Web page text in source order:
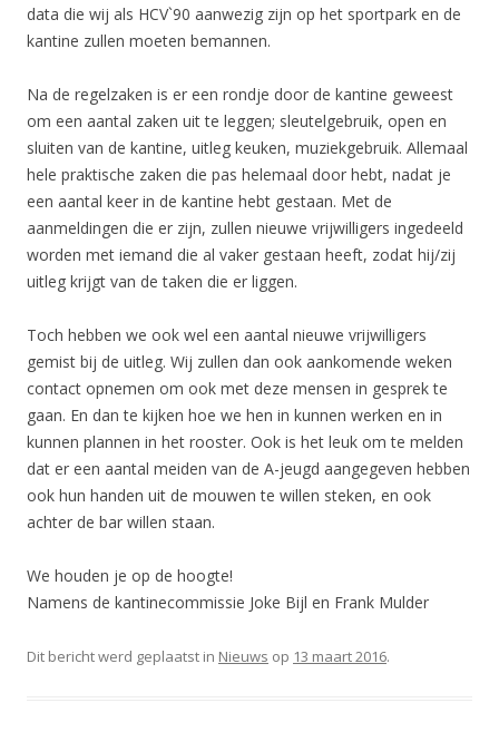
data die wij als HCV`90 aanwezig zijn op het sportpark en de
kantine zullen moeten bemannen.
Na de regelzaken is er een rondje door de kantine geweest
om een aantal zaken uit te leggen; sleutelgebruik, open en
sluiten van de kantine, uitleg keuken, muziekgebruik. Allemaal
hele praktische zaken die pas helemaal door hebt, nadat je
een aantal keer in de kantine hebt gestaan. Met de
aanmeldingen die er zijn, zullen nieuwe vrijwilligers ingedeeld
worden met iemand die al vaker gestaan heeft, zodat hij/zij
uitleg krijgt van de taken die er liggen.
Toch hebben we ook wel een aantal nieuwe vrijwilligers
gemist bij de uitleg. Wij zullen dan ook aankomende weken
contact opnemen om ook met deze mensen in gesprek te
gaan. En dan te kijken hoe we hen in kunnen werken en in
kunnen plannen in het rooster. Ook is het leuk om te melden
dat er een aantal meiden van de A-jeugd aangegeven hebben
ook hun handen uit de mouwen te willen steken, en ook
achter de bar willen staan.
We houden je op de hoogte!
Namens de kantinecommissie Joke Bijl en Frank Mulder
Dit bericht werd geplaatst in Nieuws op 13 maart 2016.